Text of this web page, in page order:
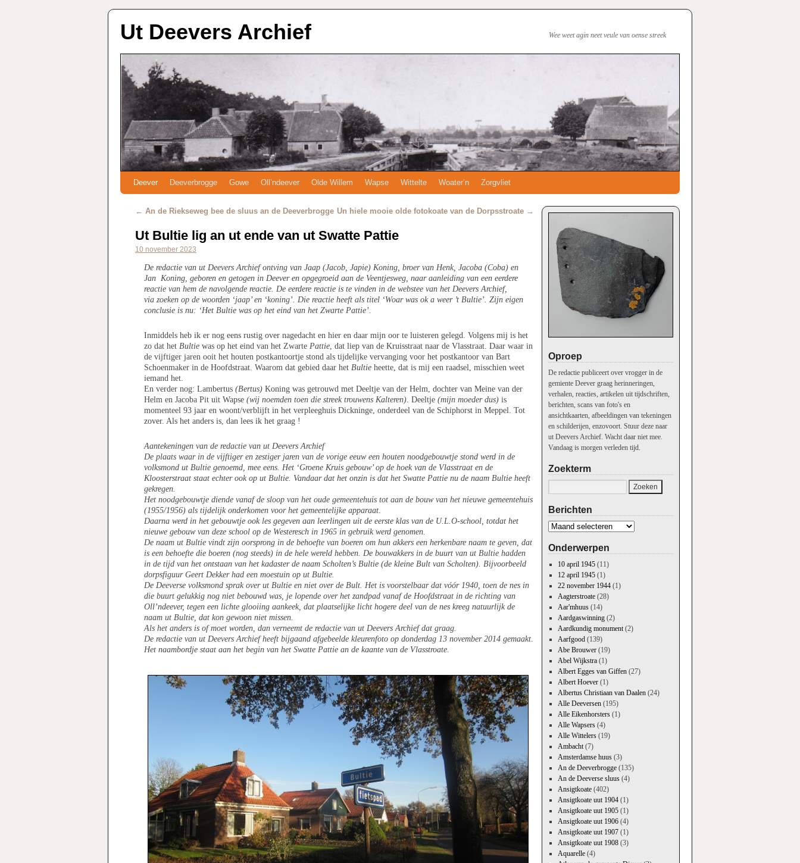
Ut Deevers Archief Wee weet agin neet veule van oense streek
Deever Deeverbrogge Gowe Oll’ndeever Olde Willem Wapse Wittelte Woater’n Zorgvliet
← An de Riekseweg bee de sluus an de Deeverbrogge Un hiele mooie olde fotokoate van de Dorpsstroate →
Ut Bultie lig an ut ende van ut Swatte Pattie
10 november 2023
De redactie van ut Deevers Archief ontving van Jaap (Jacob, Japie) Koning, broer van Henk, Jacoba (Coba) en
Jan Koning, geboren en getogen in Deever en opgegroeid aan de Veentjesweg, naar aanleiding van een eerdere
reactie van hem de navolgende reactie. De eerdere reactie is te vinden in de webstee van het Deevers Archief,
via zoeken op de woorden ‘jaap’ en ‘koning’. Die reactie heeft als titel ‘Woar was ok a weer ’t Bultie’. Zijn eigen
conclusie is nu: ‘Het Bultie was op het eind van het Zwarte Pattie’.
Inmiddels heb ik er nog eens rustig over nagedacht en hier en daar mijn oor te luisteren gelegd. Volgens mij is het
zo dat het Bultie was op het eind van het Zwarte Pattie , dat liep van de Kruisstraat naar de Vlasstraat. Daar waar in
de vijftiger jaren ooit het houten postkantoortje stond als tijdelijke vervanging voor het postkantoor van Bart
Schoenmaker in de Hoofdstraat. Waarom dat gebied daar het Bultie heette, dat is mij een raadsel, misschien weet
iemand het.
En verder nog: Lambertus (Bertus) Koning was getrouwd met Deeltje van der Helm, dochter van Meine van der
Helm en Jacoba Pit uit Wapse (wij noemden toen die streek trouwens Kalteren) . Deeltje (mijn moeder dus) is
momenteel 93 jaar en woont/verblijft in het verpleeghuis Dickninge, onderdeel van de Schiphorst in Meppel. Tot
zover. Als het anders is, dan lees ik het graag !
Aantekeningen van de redactie van ut Deevers Archief
De plaats waar in de vijftiger en zestiger jaren van de vorige eeuw een houten noodgebouwtje stond werd in de
volksmond ut Bultie genoemd, mee eens. Het ‘Groene Kruis gebouw’ op de hoek van de Vlasstraat en de
Kloosterstraat staat echter ook op ut Bultie. Vandaar dat het onzin is dat het Swatte Pattie nu de naam Bultie heeft
gekregen.
Het noodgebouwtje diende vanaf de sloop van het oude gemeentehuis tot aan de bouw van het nieuwe gemeentehuis
(1955/1956) als tijdelijk onderkomen voor het gemeentelijke apparaat.
Daarna werd in het gebouwtje ook les gegeven aan leerlingen uit de eerste klas van de U.L.O-school, totdat het
nieuwe gebouw van deze school op de Westeresch in 1965 in gebruik werd genomen.
De naam ut Bultie vindt zijn oorsprong in de behoefte van boeren om hun akkers een herkenbare naam te geven, dat
is een behoefte die boeren (nog steeds) in de hele wereld hebben. De bouwakkers in de buurt van ut Bultie hadden
in de tijd van het ontstaan van het kadaster de naam Scholten’s Bultie (de kleine Bult van Scholten). Bijvoorbeeld
dorpsfiguur Geert Dekker had een moestuin op ut Bultie.
De Deeverse volksmond sprak over ut Bultie en niet over de Bult. Het is voorstelbaar dat vóór 1940, toen de nes in
die buurt gelukkig nog niet bebouwd was, je lopende over het zandpad vanaf de Hoofdstraat in de richting van
Oll’ndeever, tegen een lichte glooiing aankeek, dat plaatselijke licht hogere deel van de nes kreeg natuurlijk de
naam ut Bultie, dat kon gewoon niet missen.
Als het anders is of moet worden, dan verneemt de redactie van ut Deevers Archiefdat graag.
De redactie van ut Deevers Archief heeft bijgaand afgebeelde kleurenfoto op donderdag 13 november 2014 gemaakt.
Het naambordje staat aan het begin van het Swatte Pattie an de kaante van de Vlasstroate.
Oproep
De redactie publiceert over vrogger in de
gemiente Deever graag herinneringen,
verhalen, reacties, artikelen uit tijdschriften,
berichten, scans van foto's en
ansichtkaarten, afbeeldingen van tekeningen
en schilderijen, enzovoort. Stuur deze naar
ut Deevers Archief. Wacht daar niet mee.
Vandaag is morgen verleden tijd.
Zoekterm
Berichten
Onderwerpen
10 april 1945(11)
12 april 1945(1)
22 november 1944(1)
Aagterstroate(28)
Aar'mhuus(14)
Aardgaswinning(2)
Aardkundig monument(2)
Aarfgood(139)
Abe Brouwer(19)
Abel Wijkstra(1)
Albert Egges van Giffen(27)
Albert Hoever(1)
Albertus Christiaan van Daalen(24)
Alle Deeversen(195)
Alle Eikenhorsters(1)
Alle Wapsers(4)
Alle Wittelers(19)
Ambacht(7)
Amsterdamse huus(3)
An de Deeverbrogge(135)
An de Deeverse sluus(4)
Ansigtkoate(402)
Ansigtkoate uut 1904(1)
Ansigtkoate uut 1905(1)
Ansigtkoate uut 1906(4)
Ansigtkoate uut 1907(1)
Ansigtkoate uut 1908(3)
Aquarelle(4)